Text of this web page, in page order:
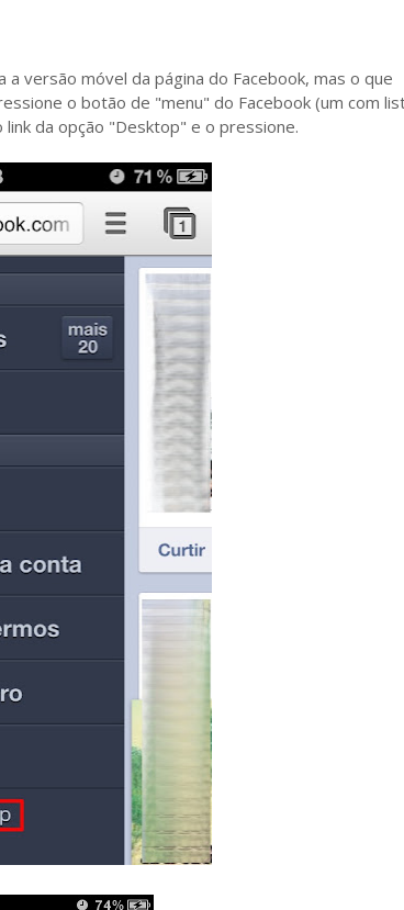
versão móvel da página do Facebook, mas o que
o botão de "menu" do Facebook (um com
da opção "Desktop" e o pressione.